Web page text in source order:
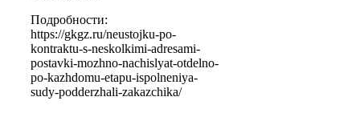
Подробности:
https://gkgz.ru/neustojku-po-
kontraktu-s-neskolkimi-adresami-
postavki-mozhno-nachislyat-otdelno-
po-kazhdomu-etapu-ispolneniya-
sudy-podderzhali-zakazchika/